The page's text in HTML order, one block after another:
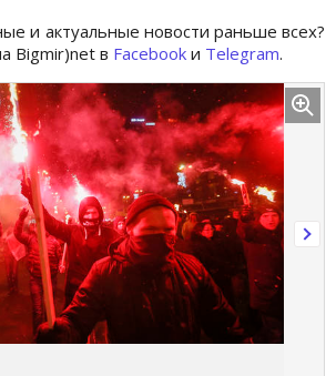
и актуальные новости раньше всех?
Bigmir)net в Facebook и Telegram.